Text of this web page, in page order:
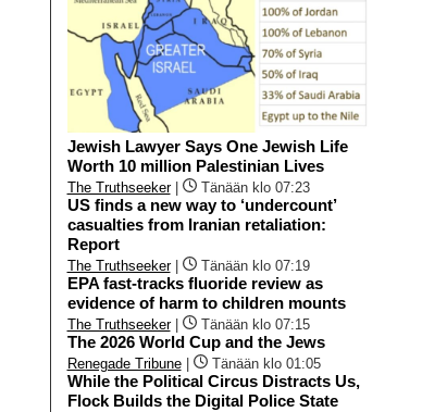
Jewish Lawyer Says One Jewish Life
Worth 10 million Palestinian Lives
The Truthseeker| Tänään klo 07:23
US finds a new way to ‘undercount’
casualties from Iranian retaliation:
Report
The Truthseeker| Tänään klo 07:19
EPA fast-tracks fluoride review as
evidence of harm to children mounts
The Truthseeker| Tänään klo 07:15
The 2026 World Cup and the Jews
Renegade Tribune| Tänään klo 01:05
While the Political Circus Distracts Us,
Flock Builds the Digital Police State